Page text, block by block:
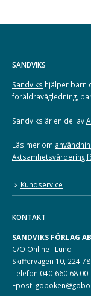
SANDVIKS
Sandviks hjälper barn
föräldravägledning,
Sandviks är en del av
Läs mer om
Aktsamhetsvärdering
Kundservice
KONTAKT
SANDVIKS FÖRLAG AB
C/O Online i Lund
Skiffervägen 10, 224
Telefon 040-660 68 00
Epost: